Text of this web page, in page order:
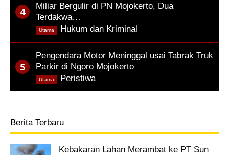
Miliar Bergulir di PN Mojokerto, Dua
Terdakwa…
Hukum dan Kriminal
Utama
Pengendara Motor Meninggal usai Tabrak Truk
Parkir di Ngoro Mojokerto
Peristiwa
Utama
Berita Terbaru
Kebakaran Lahan Merambat ke PT Sun